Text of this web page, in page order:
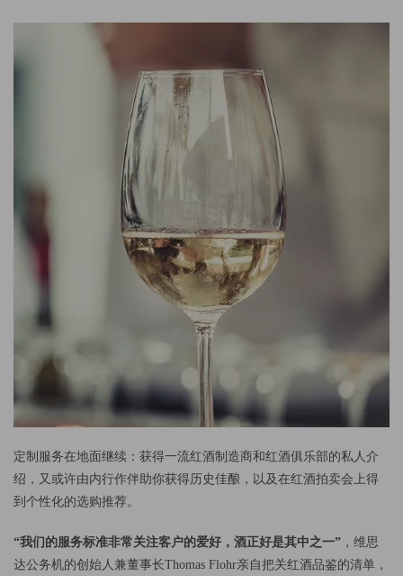
定制服务在地面继续：获得一流红酒制造商和红酒俱乐部的私人介
绍，又或许由内行作伴助你获得历史佳酿，以及在红酒拍卖会上得
到个性化的选购推荐。
“我们的服务标准非常关注客户的爱好，酒正好是其中之一” ，维思
达公务机的创始人兼董事长Thomas Flohr亲自把关红酒品鉴的清单，